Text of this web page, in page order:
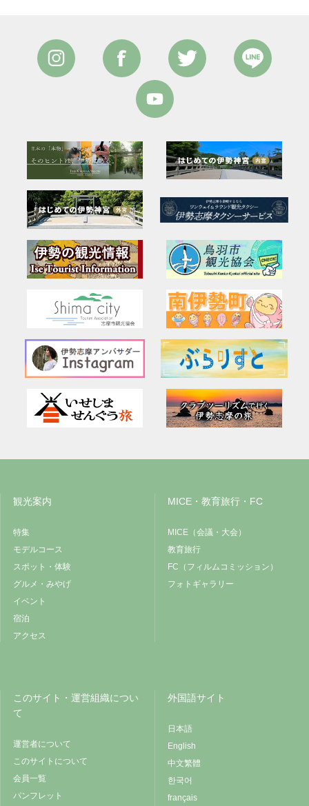
観光案内
特集
モデルコース
スポット・体験
グルメ・みやげ
イベント
宿泊
アクセス
MICE・教育旅行・FC
MICE（会議・大会）
教育旅行
FC（フィルムコミッション）
フォトギャラリー
このサイト・運営組織につい
て
運営者について
このサイトについて
会員一覧
パンフレット
外国語サイト
日本語
English
中文繁體
한국어
français